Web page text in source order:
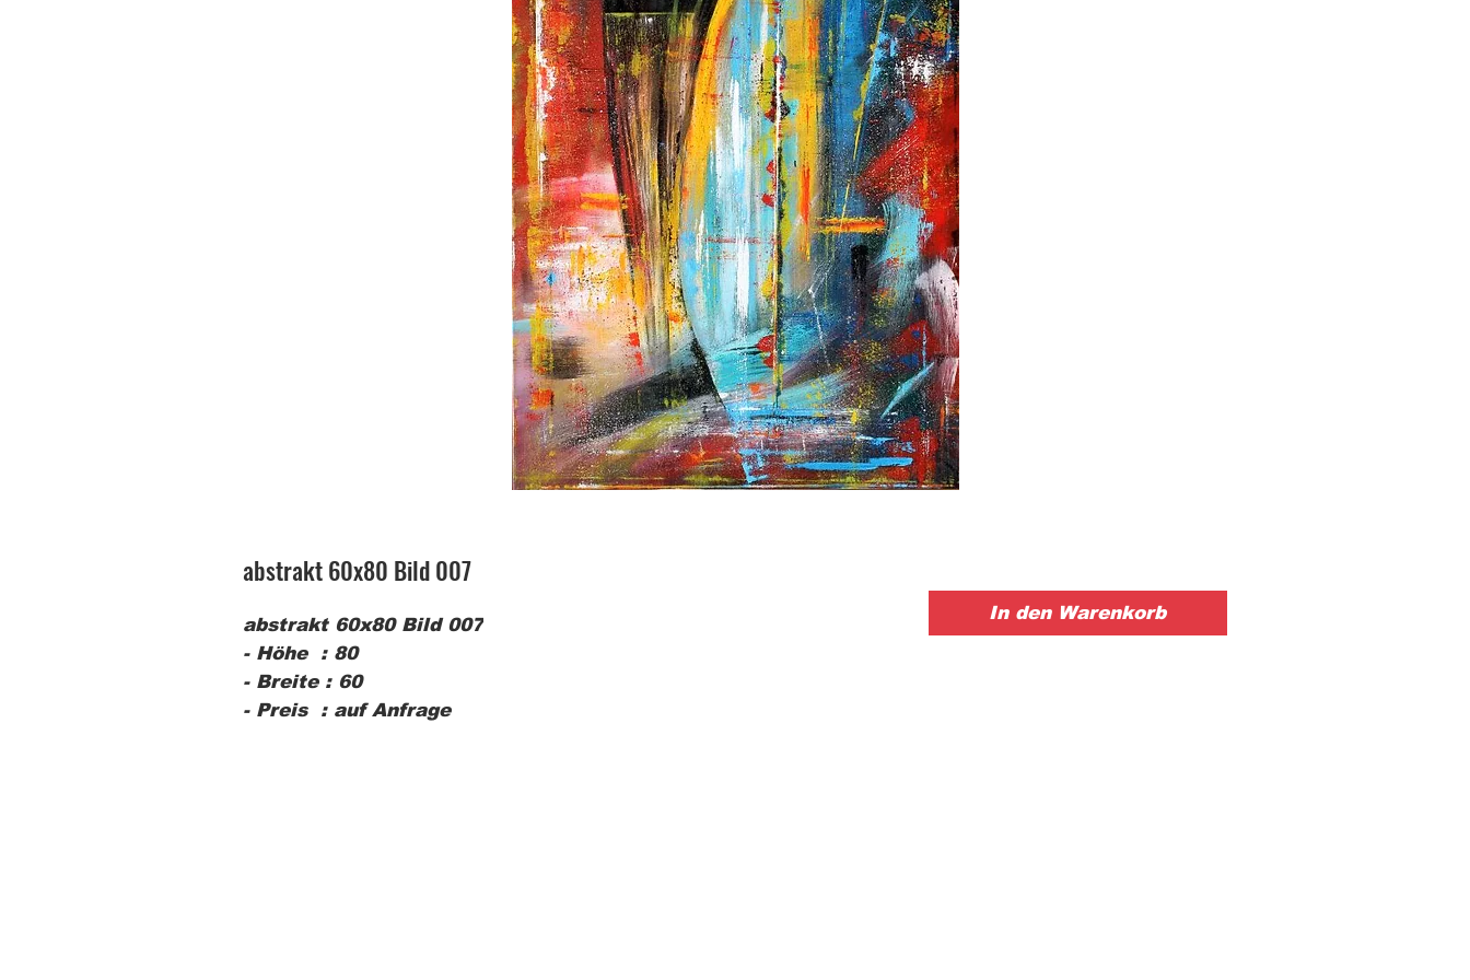
abstrakt 60x80 Bild 007
abstrakt 60x80 Bild 007
- Höhe : 80
- Breite : 60
- Preis : auf Anfrage
In den Warenkorb